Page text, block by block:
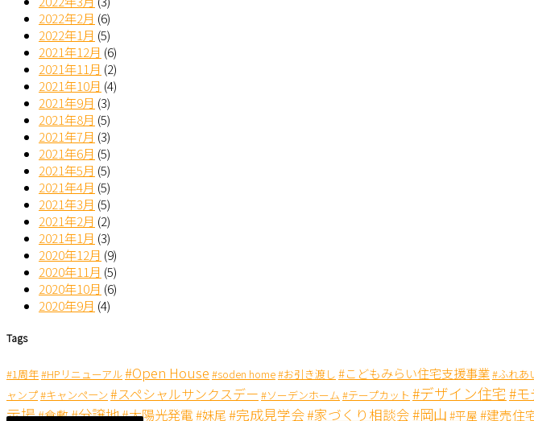
2022年2月 (6)
2022年1月 (5)
2021年12月 (6)
2021年11月 (2)
2021年10月 (4)
2021年9月 (3)
2021年8月 (5)
2021年7月 (3)
2021年6月 (5)
2021年5月 (5)
2021年4月 (5)
2021年3月 (5)
2021年2月 (2)
2021年1月 (3)
2020年12月 (9)
2020年11月 (5)
2020年10月 (6)
2020年9月 (4)
Tags
#1周年#HPリニューアル#Open House #soden home#お引き渡し #こどもみらい住宅支援事業#ふれあ
ャンプ#キャンペーン#スペシャルサンクスデー #ソーデンホーム #テープカット #デザイン住宅 #モ
示場#倉敷#分譲地#太陽光発電#妹尾#完成見学会#家づくり相談会#岡山 #平屋 #建売住